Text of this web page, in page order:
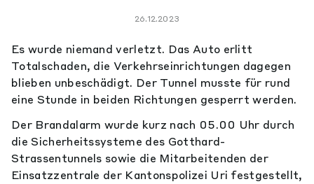
26.12.2023
Es wurde niemand verletzt. Das Auto erlitt
Totalschaden, die Verkehrseinrichtungen dagegen
blieben unbeschädigt. Der Tunnel musste für rund
eine Stunde in beiden Richtungen gesperrt werden.
Der Brandalarm wurde kurz nach 05.00 Uhr durch
die Sicherheitssysteme des Gotthard-
Strassentunnels sowie die Mitarbeitenden der
Einsatzzentrale der Kantonspolizei Uri festgestellt,